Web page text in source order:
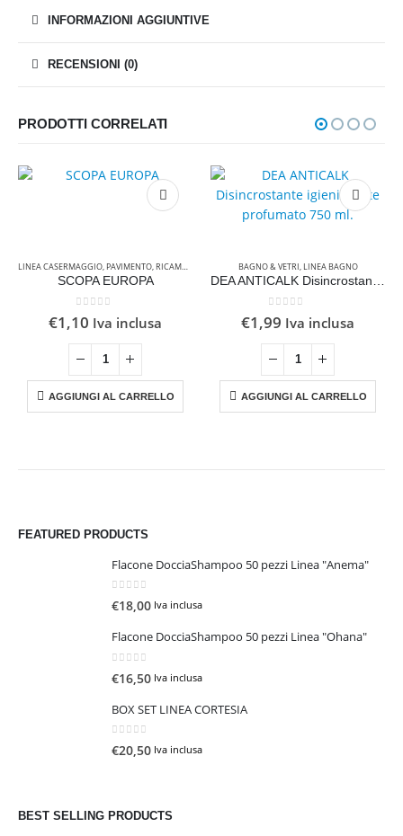
INFORMAZIONI AGGIUNTIVE
RECENSIONI (0)
PRODOTTI CORRELATI
RICAMBI & ATTREZZATURE
LINEA CASERMAGGIO, PAVIMENTO, RICAMBI & ATTREZZATURE
SCOPA EUROPA
0Su 5
€1,10 Iva inclusa
AGGIUNGI AL CARRELLO
BAGNO & VETRI, LINEA BAGNO
DEA ANTICALK Disincrostante igienizzante profumato 750 ml.
0Su 5
€1,99 Iva inclusa
AGGIUNGI AL CARRELLO
FEATURED PRODUCTS
Flacone DocciaShampoo 50 pezzi Linea "Anema"
0Su 5
€18,00 Iva inclusa
Flacone DocciaShampoo 50 pezzi Linea "Ohana"
€16,50 Iva inclusa
BOX SET LINEA CORTESIA
0Su 5
€20,50 Iva inclusa
BEST SELLING PRODUCTS